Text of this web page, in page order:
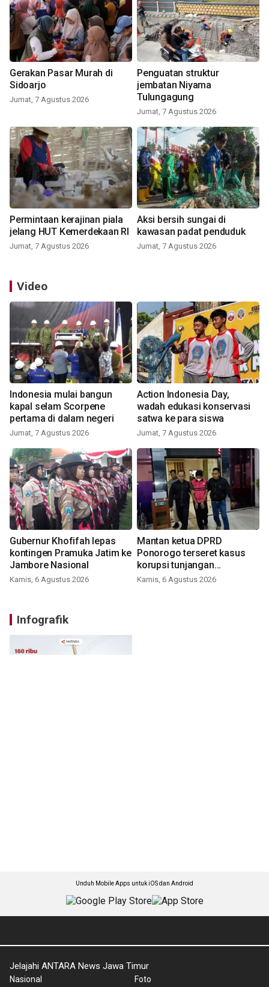
Gerakan Pasar Murah di
Sidoarjo
Jumat, 7 Agustus 2026
Penguatan struktur
jembatan Niyama
Tulungagung
Jumat, 7 Agustus 2026
Permintaan kerajinan piala
jelang HUT Kemerdekaan RI
Jumat, 7 Agustus 2026
Aksi bersih sungai di
kawasan padat penduduk
Jumat, 7 Agustus 2026
Video
Indonesia mulai bangun
kapal selam Scorpene
pertama di dalam negeri
Jumat, 7 Agustus 2026
Action Indonesia Day,
wadah edukasi konservasi
satwa ke para siswa
Jumat, 7 Agustus 2026
Gubernur Khofifah lepas
kontingen Pramuka Jatim ke
Jambore Nasional
Kamis, 6 Agustus 2026
Mantan ketua DPRD
Ponorogo terseret kasus
korupsi tunjangan
perumahan
Kamis, 6 Agustus 2026
Infografik
Unduh Mobile Apps untuk iOS dan Android
Jelajahi ANTARA News Jawa Timur
Nasional Foto